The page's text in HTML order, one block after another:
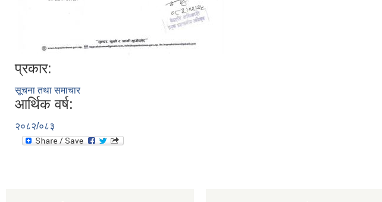
प्रकार:
सूचना तथा समाचार
आर्थिक वर्ष:
२०८२/०८३